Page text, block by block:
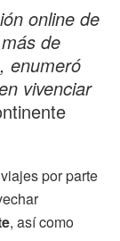
online de
de
enumeró
vivenciar
por parte
, así como